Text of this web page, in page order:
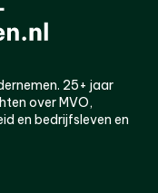
25+ jaar
over MVO,
en bedrijfsleven en